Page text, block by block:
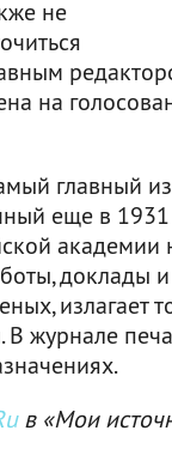
не
на
главный
еще в 1931
академии
доклады
излагает
журнале
в «Мои